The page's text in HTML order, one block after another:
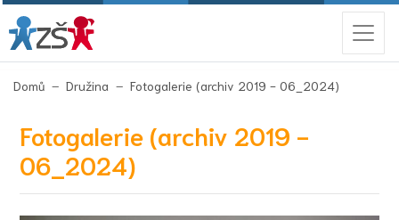
Domů Družina Fotogalerie (archiv 2019 - 06_2024)
Fotogalerie (archiv 2019 -
06_2024)